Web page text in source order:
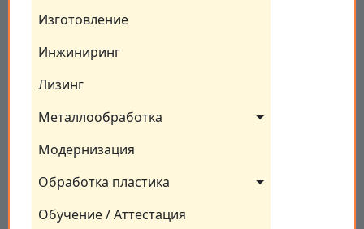
Изготовление
Инжиниринг
Лизинг
Металлообработка
Модернизация
Обработка пластика
Обучение / Аттестация